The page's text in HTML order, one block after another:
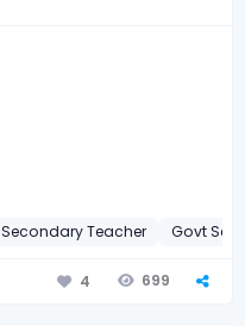
Secondary Teacher Govt
4 699